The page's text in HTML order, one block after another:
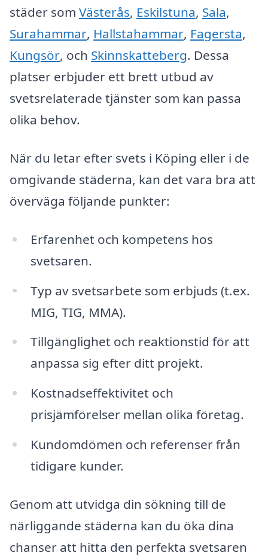
städer som Västerås, Eskilstuna, Sala,
Surahammar, Hallstahammar, Fagersta,
Kungsör, och Skinnskatteberg. Dessa
platser erbjuder ett brett utbud av
svetsrelaterade tjänster som kan passa
olika behov.
När du letar efter svets i Köping eller i de
omgivande städerna, kan det vara bra att
överväga följande punkter:
Erfarenhet och kompetens hos
svetsaren.
Typ av svetsarbete som erbjuds (t.ex.
MIG, TIG, MMA).
Tillgänglighet och reaktionstid för att
anpassa sig efter ditt projekt.
Kostnadseffektivitet och
prisjämförelser mellan olika företag.
Kundomdömen och referenser från
tidigare kunder.
Genom att utvidga din sökning till de
närliggande städerna kan du öka dina
chanser att hitta den perfekta svetsaren